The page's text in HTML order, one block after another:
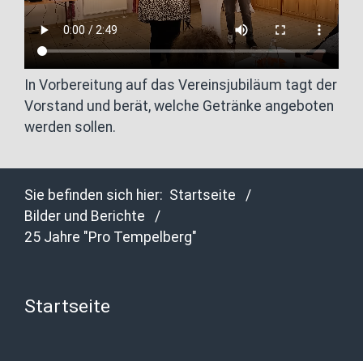
In Vorbereitung auf das Vereinsjubiläum tagt der
Vorstand und berät, welche Getränke angeboten
werden sollen.
Sie befinden sich hier: Startseite
/
Bilder und Berichte
/
25 Jahre "Pro Tempelberg"
Startseite